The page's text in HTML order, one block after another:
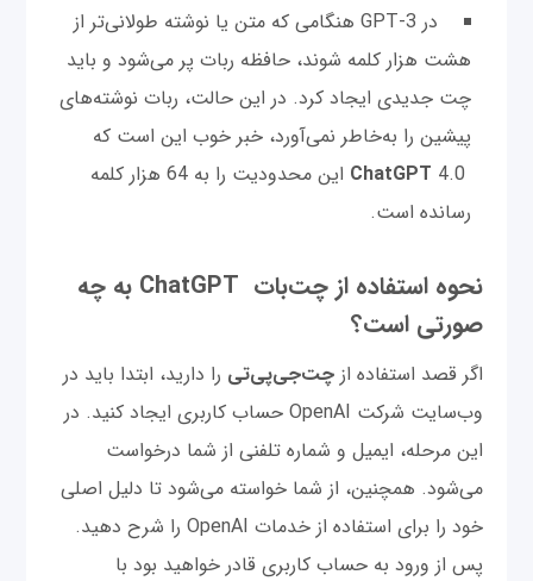
در GPT-3 هنگامی که متن یا نوشته طولانی‌تر از
هشت هزار کلمه شوند، حافظه ربات پر می‌شود و باید
چت جدیدی ایجاد کرد. در این حالت، ربات نوشته‌های
پیشین را به‌خاطر نمی‌آورد، خبر خوب این است که
ChatGPT
4.0 این محدودیت را به 64 هزار کلمه
رسانده است.
نحوه استفاده از چت‌بات ChatGPT به چه
صورتی است؟
اگر قصد استفاده ازچت‌‌جی‌پی‌تی را دارید، ابتدا باید در
وب‌سایت شرکت OpenAI حساب کاربری ایجاد کنید. در
این مرحله، ایمیل و شماره‌ تلفنی از شما درخواست
می‌شود. همچنین، از شما خواسته می‌شود تا دلیل اصلی
خود را برای استفاده از خدمات OpenAI را شرح دهید.
پس از ورود به حساب کاربری قادر خواهید بود با